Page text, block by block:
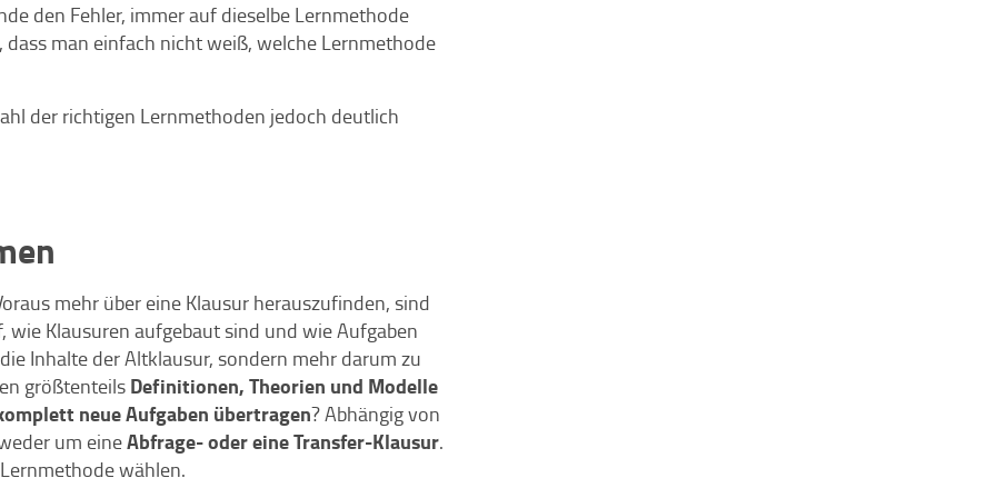
den Fehler, immer auf dieselbe Lernmethode
man einfach nicht weiß, welche Lernmethode
der richtigen Lernmethoden jedoch deutlich
mehr über eine Klausur herauszufinden, sind
wie Klausuren aufgebaut sind und wie Aufgaben
Inhalte der Altklausur, sondern mehr darum zu
größtenteils Definitionen, Theorien und Modelle
neue Aufgaben übertragen? Abhängig von
um eineAbfrage- oder eine Transfer-Klausur.
wählen.